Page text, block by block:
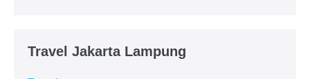
Travel Jakarta Lampung